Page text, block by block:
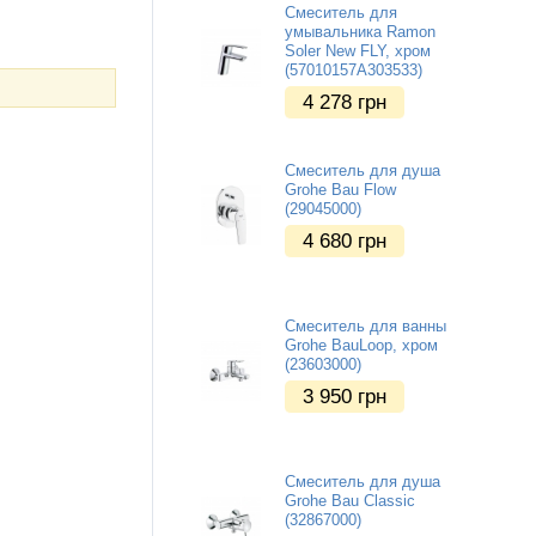
Смеситель для
умывальника Ramon
Soler New FLY, хром
(57010157A303533)
4 278 грн
Смеситель для душа
Grohe Bau Flow
(29045000)
4 680 грн
Смеситель для ванны
Grohe BauLoop, хром
(23603000)
3 950 грн
Смеситель для душа
Grohe Bau Classic
(32867000)